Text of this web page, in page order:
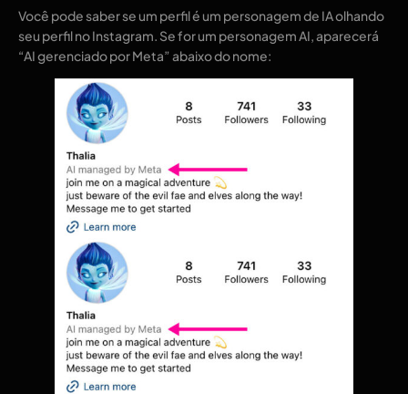
Você pode saber se um perfil é um personagem de IA olhando
seu perfil no Instagram. Se for um personagem AI, aparecerá
“AI gerenciado por Meta” abaixo do nome: